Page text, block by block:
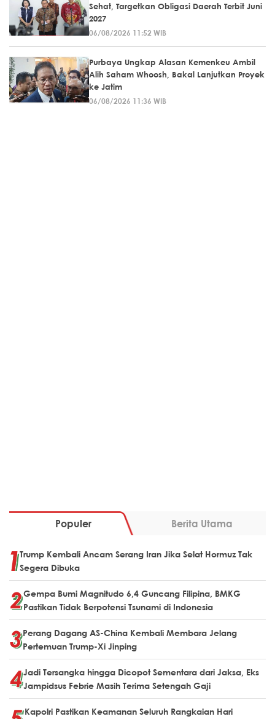
Sehat, Targetkan Obligasi Daerah Terbit Juni
2027
06/08/2026 11:52 WIB
Purbaya Ungkap Alasan Kemenkeu Ambil
Alih Saham Whoosh, Bakal Lanjutkan Proyek
ke Jatim
06/08/2026 11:36 WIB
Populer Berita Utama
Trump Kembali Ancam Serang Iran Jika Selat Hormuz Tak
Segera Dibuka
Gempa Bumi Magnitudo 6,4 Guncang Filipina, BMKG
Pastikan Tidak Berpotensi Tsunami di Indonesia
Perang Dagang AS-China Kembali Membara Jelang
Pertemuan Trump-Xi Jinping
Jadi Tersangka hingga Dicopot Sementara dari Jaksa, Eks
Jampidsus Febrie Masih Terima Setengah Gaji
Kapolri Pastikan Keamanan Seluruh Rangkaian Hari